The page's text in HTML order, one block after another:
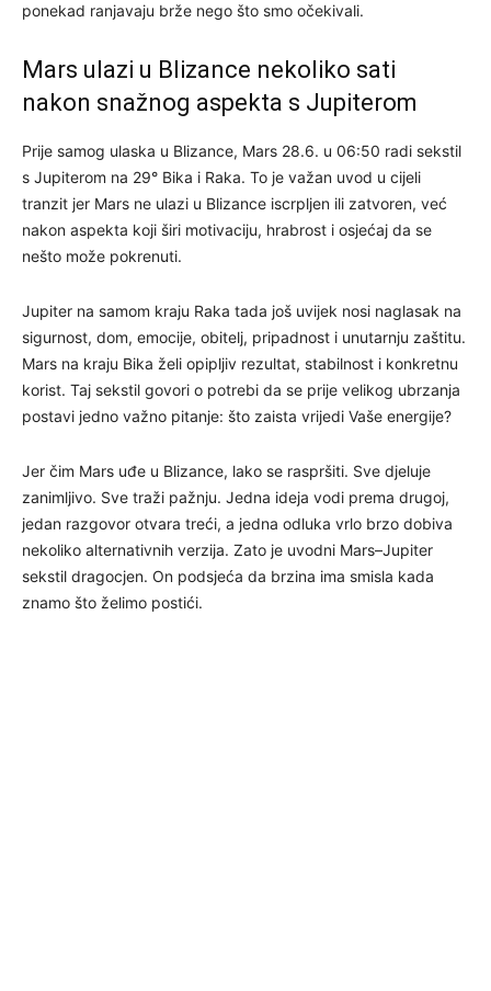
ponekad ranjavaju brže nego što smo očekivali.
Mars ulazi u Blizance nekoliko sati
nakon snažnog aspekta s Jupiterom
Prije samog ulaska u Blizance, Mars 28.6. u 06:50 radi sekstil
s Jupiterom na 29° Bika i Raka. To je važan uvod u cijeli
tranzit jer Mars ne ulazi u Blizance iscrpljen ili zatvoren, već
nakon aspekta koji širi motivaciju, hrabrost i osjećaj da se
nešto može pokrenuti.
Jupiter na samom kraju Raka tada još uvijek nosi naglasak na
sigurnost, dom, emocije, obitelj, pripadnost i unutarnju zaštitu.
Mars na kraju Bika želi opipljiv rezultat, stabilnost i konkretnu
korist. Taj sekstil govori o potrebi da se prije velikog ubrzanja
postavi jedno važno pitanje: što zaista vrijedi Vaše energije?
Jer čim Mars uđe u Blizance, lako se raspršiti. Sve djeluje
zanimljivo. Sve traži pažnju. Jedna ideja vodi prema drugoj,
jedan razgovor otvara treći, a jedna odluka vrlo brzo dobiva
nekoliko alternativnih verzija. Zato je uvodni Mars–Jupiter
sekstil dragocjen. On podsjeća da brzina ima smisla kada
znamo što želimo postići.